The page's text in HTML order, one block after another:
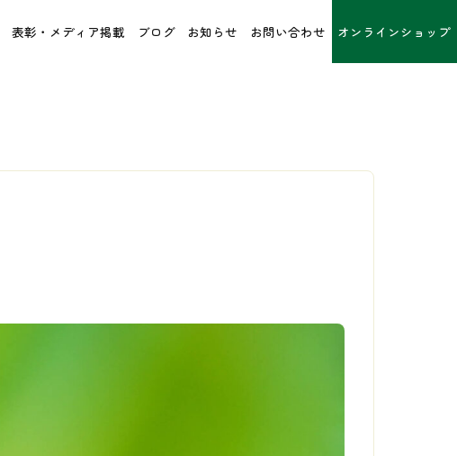
表彰・メディア掲載 ブログ お知らせ お問い合わせ オンラインショップ